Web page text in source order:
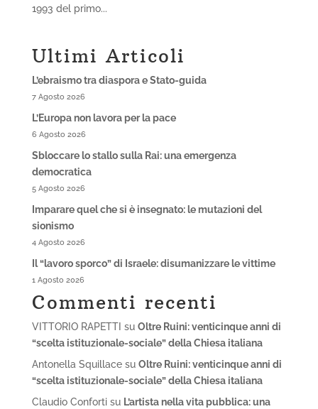
1993 del primo...
Ultimi Articoli
L’ebraismo tra diaspora e Stato-guida
7 Agosto 2026
L’Europa non lavora per la pace
6 Agosto 2026
Sbloccare lo stallo sulla Rai: una emergenza
democratica
5 Agosto 2026
Imparare quel che si è insegnato: le mutazioni del
sionismo
4 Agosto 2026
Il “lavoro sporco” di Israele: disumanizzare le vittime
1 Agosto 2026
Commenti recenti
VITTORIO RAPETTI su Oltre Ruini: venticinque anni di
“scelta istituzionale-sociale” della Chiesa italiana
Antonella Squillacesu Oltre Ruini: venticinque anni di
“scelta istituzionale-sociale” della Chiesa italiana
Claudio Confortisu L’artista nella vita pubblica: una